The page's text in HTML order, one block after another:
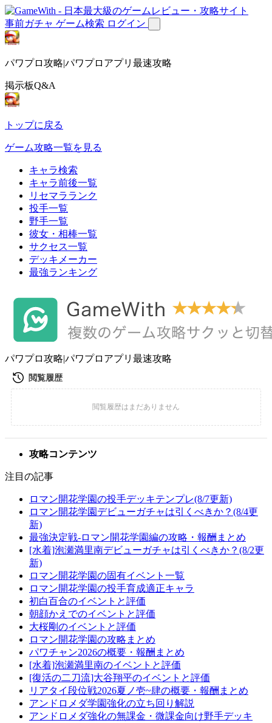
事前ガチャ ゲーム検索 ログイン
パワプロ攻略|パワプロアプリ最速攻略
掲示板Q&A
トップに戻る
ゲーム攻略一覧を見る
キャラ検索
キャラ前後一覧
リセマラランク
投手一覧
野手一覧
彼女・相棒一覧
サクセス一覧
デッキメーカー
最強ランキング
パワプロ攻略|パワプロアプリ最速攻略
攻略コンテンツ
注目の記事
ロマン開花学園の投手デッキテンプレ(8/7更新)
ロマン開花学園デビューガチャは引くべきか？(8/4更
新)
最強決定戦-ロマン開花学園編の攻略・報酬まとめ
[水着]泡瀬満里南デビューガチャは引くべきか？(8/2更
新)
ロマン開花学園の固有イベント一覧
ロマン開花学園の投手育成適正キャラ
初白百合のイベントと評価
朝顔かえでのイベントと評価
大桜剛のイベントと評価
ロマン開花学園の攻略まとめ
パワチャン2026の概要・報酬まとめ
[水着]泡瀬満里南のイベントと評価
[復活の二刀流]大谷翔平のイベントと評価
リアタイ段位戦2026夏ノ壱~肆の概要・報酬まとめ
アンドロメダ学園強化の立ち回り解説
アンドロメダ強化の無課金・微課金向け野手デッキ